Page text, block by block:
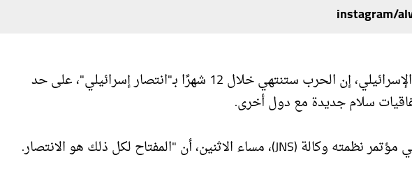
قال رون ديرمر، وزير الشؤون الإستراتيجية الإسرائيلي، إن الحرب ستنتهي خلال 12 شهرًا بـ"انتصار إسرائيلي"، على حد
سلام جديدة مع دول أخرى.
وأضاف ديرمر، رون ديرمر، خلال مشاركته في مؤتمر نظمته وكالة (JNS)، مساء الاثنين، أن "المفتاح لكل ذلك هو الانتصار.